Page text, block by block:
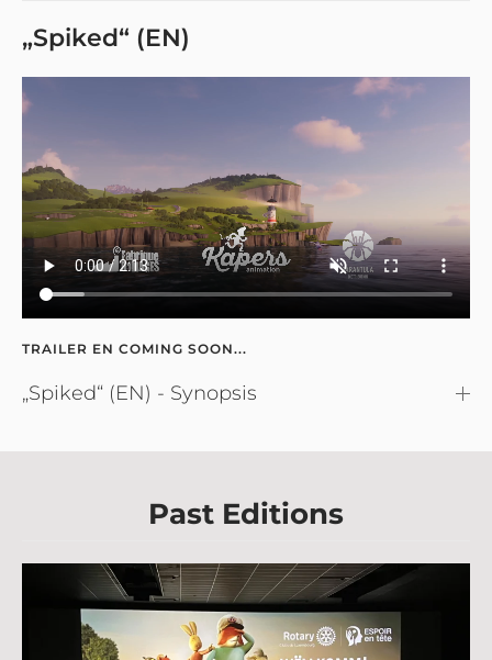
„Spiked“ (EN)
TRAILER EN COMING SOON...
„Spiked“ (EN) - Synopsis
Past Editions